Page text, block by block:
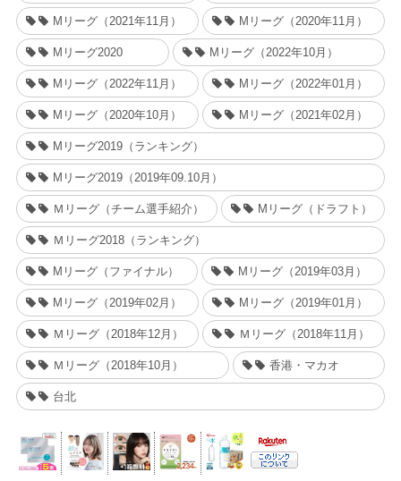
Mリーグ（2021年11月） Mリーグ（2020年11月）
Mリーグ2020 Mリーグ（2022年10月）
Mリーグ（2022年11月） Mリーグ（2022年01月）
Mリーグ（2020年10月） Mリーグ（2021年02月）
Mリーグ2019（ランキング）
Mリーグ2019（2019年09.10月）
Ｍリーグ（チーム選手紹介） Mリーグ（ドラフト）
Ｍリーグ2018（ランキング）
Mリーグ（ファイナル） Mリーグ（2019年03月）
Mリーグ（2019年02月） Mリーグ（2019年01月）
Ｍリーグ（2018年12月） Ｍリーグ（2018年11月）
Ｍリーグ（2018年10月） 香港・マカオ
台北